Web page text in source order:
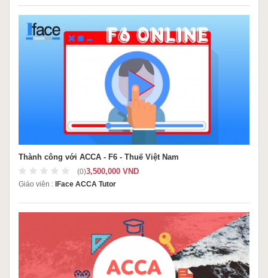
Thành công với ACCA - F6 - Thuế Việt Nam
(0)3,500,000 VND
Giáo viên : IFace ACCA Tutor